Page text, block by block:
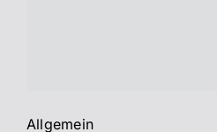
Allgemein